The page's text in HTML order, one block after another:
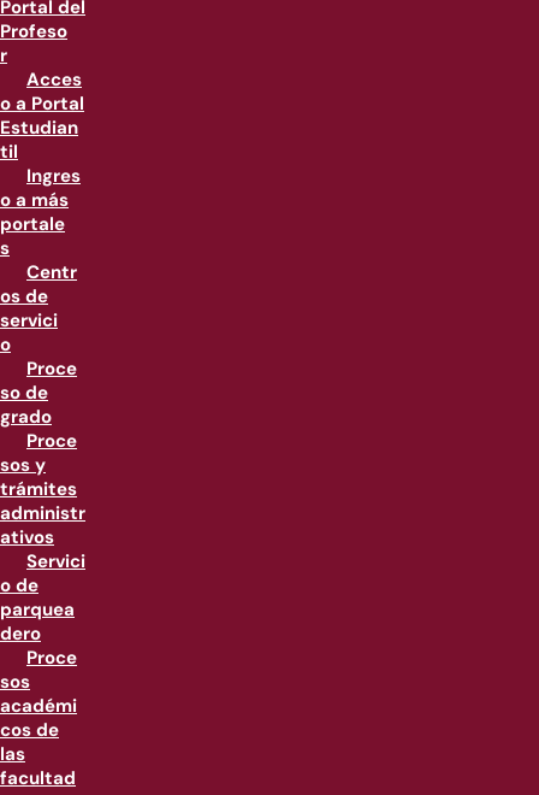
Portal del
Profeso
r
Acces
o a Portal
Estudian
til
Ingres
o a más
portale
s
Centr
os de
servici
o
Proce
so de
grado
Proce
sos y
trámites
administr
ativos
Servici
o de
parquea
dero
Proce
sos
académi
cos de
las
facultad